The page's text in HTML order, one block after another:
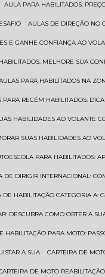
AULA PARA HABILITADOS:
AULAS DE DIREÇÃO NO
E GANHE CONFIANÇA AO
MELHORE SUA
AULAS PARA HABILITADOS NA
PARA RECÉM HABILITADOS:
HABILIDADES AO VOLANTE
SUAS HABILIDADES AO
PARA HABILITADOS:
DE DIRIGIR INTERNACIONAL:
DE HABILITAÇÃO CATEGORIA
DESCUBRA COMO OBTER A
HABILITAÇÃO PARA MOTO:
A SUA CARTEIRA DE
CARTEIRA DE MOTO